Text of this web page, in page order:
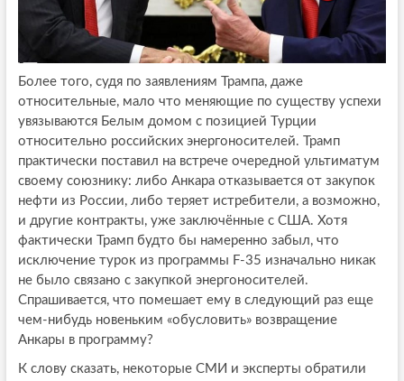
Более того, судя по заявлениям Трампа, даже
относительные, мало что меняющие по существу успехи
увязываются Белым домом с позицией Турции
относительно российских энергоносителей. Трамп
практически поставил на встрече очередной ультиматум
своему союзнику: либо Анкара отказывается от закупок
нефти из России, либо теряет истребители, а возможно,
и другие контракты, уже заключённые с США. Хотя
фактически Трамп будто бы намеренно забыл, что
исключение турок из программы F-35 изначально никак
не было связано с закупкой энергоносителей.
Спрашивается, что помешает ему в следующий раз еще
чем-нибудь новеньким «обусловить» возвращение
Анкары в программу?
К слову сказать, некоторые СМИ и эксперты обратили